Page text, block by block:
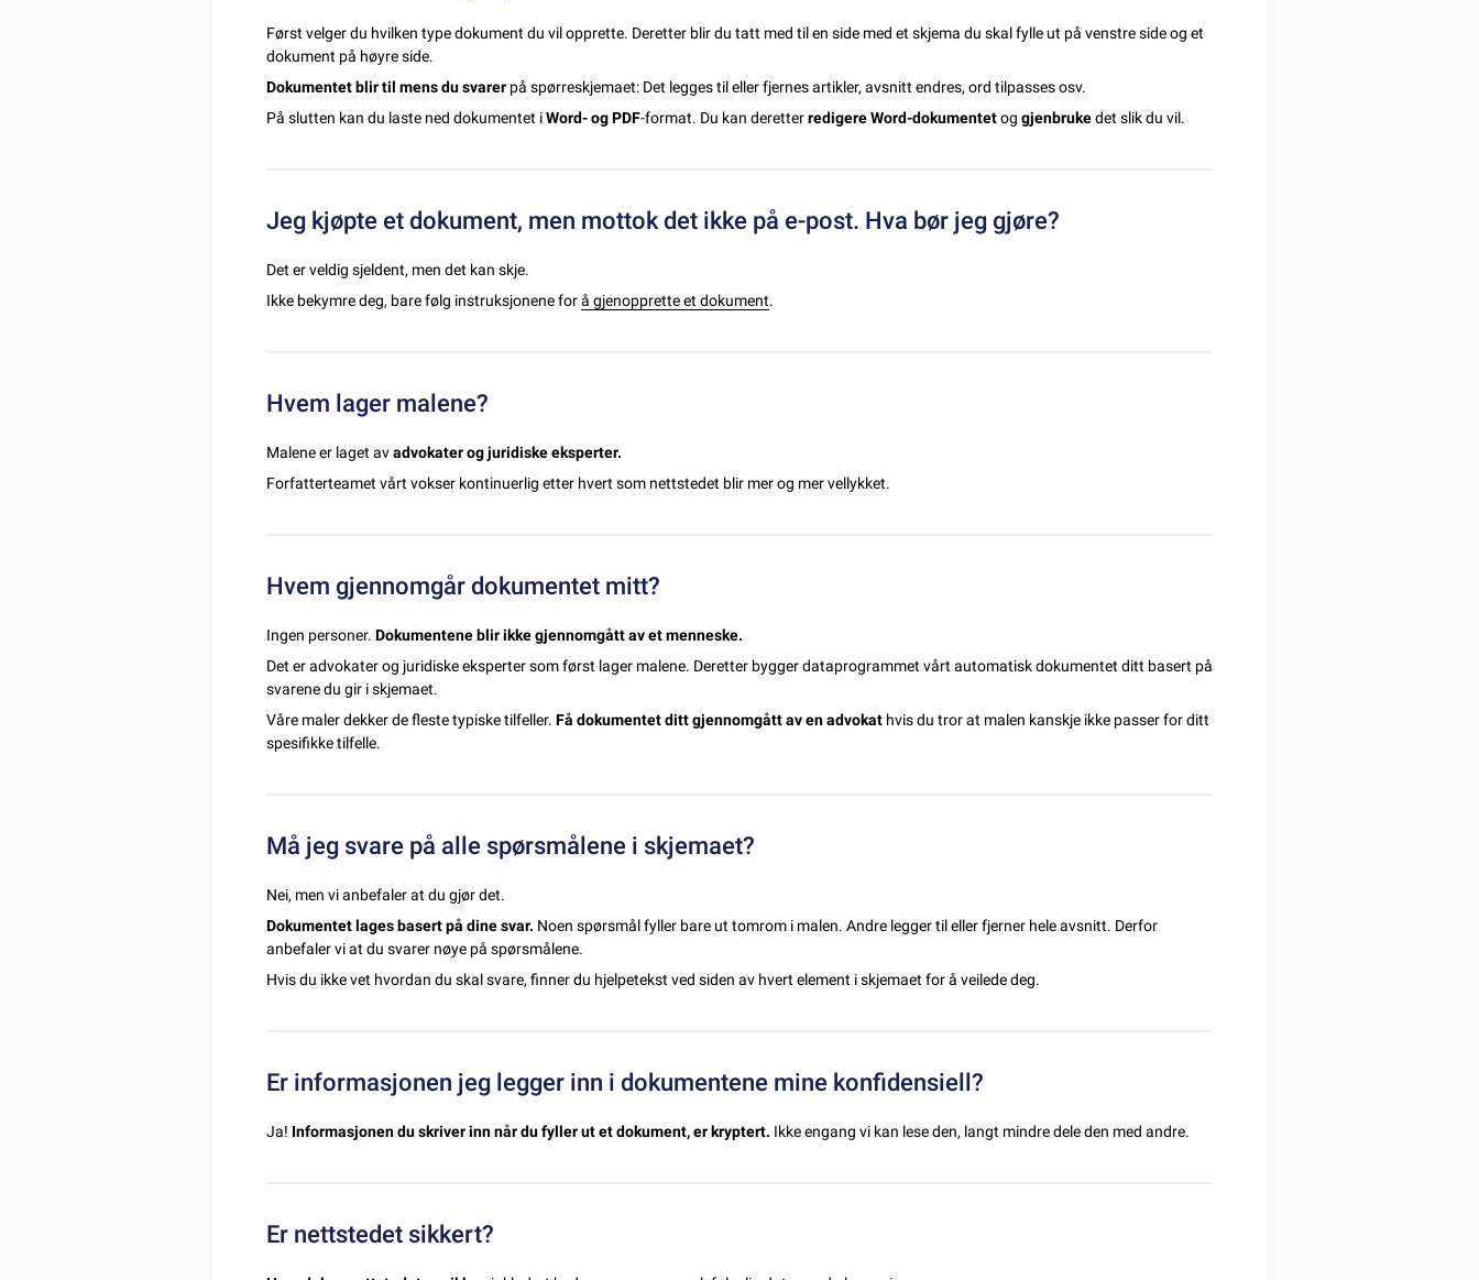
Først velger du hvilken type dokument du vil opprette. Deretter blir du tatt med til en side med et skjema du skal fylle ut på venstre side og et
dokument på høyre side.
Dokumentet blir til mens du svarer på spørreskjemaet: Det legges til eller fjernes artikler, avsnitt endres, ord tilpasses osv.
På slutten kan du laste ned dokumentet iWord- og PDF-format. Du kan deretterredigere Word-dokumentetog gjenbrukedet slik du vil.
Jeg kjøpte et dokument, men mottok det ikke på e-post. Hva bør jeg gjøre?
Det er veldig sjeldent, men det kan skje.
Ikke bekymre deg, bare følg instruksjonene forå gjenopprette et dokument.
Hvem lager malene?
Malene er laget avadvokater og juridiske eksperter.
Forfatterteamet vårt vokser kontinuerlig etter hvert som nettstedet blir mer og mer vellykket.
Hvem gjennomgår dokumentet mitt?
Ingen personer. Dokumentene blir ikke gjennomgått av et menneske.
Det er advokater og juridiske eksperter som først lager malene. Deretter bygger dataprogrammet vårt automatisk dokumentet ditt basert på
svarene du gir i skjemaet.
Våre maler dekker de fleste typiske tilfeller. Få dokumentet ditt gjennomgått av en advokat hvis du tror at malen kanskje ikke passer for ditt
spesifikke tilfelle.
Må jeg svare på alle spørsmålene i skjemaet?
Nei, men vi anbefaler at du gjør det.
Dokumentet lages basert på dine svar. Noen spørsmål fyller bare ut tomrom i malen. Andre legger til eller fjerner hele avsnitt. Derfor
anbefaler vi at du svarer nøye på spørsmålene.
Hvis du ikke vet hvordan du skal svare, finner du hjelpetekst ved siden av hvert element i skjemaet for å veilede deg.
Er informasjonen jeg legger inn i dokumentene mine konfidensiell?
Ja! Informasjonen du skriver inn når du fyller ut et dokument, er kryptert. Ikke engang vi kan lese den, langt mindre dele den med andre.
Er nettstedet sikkert?